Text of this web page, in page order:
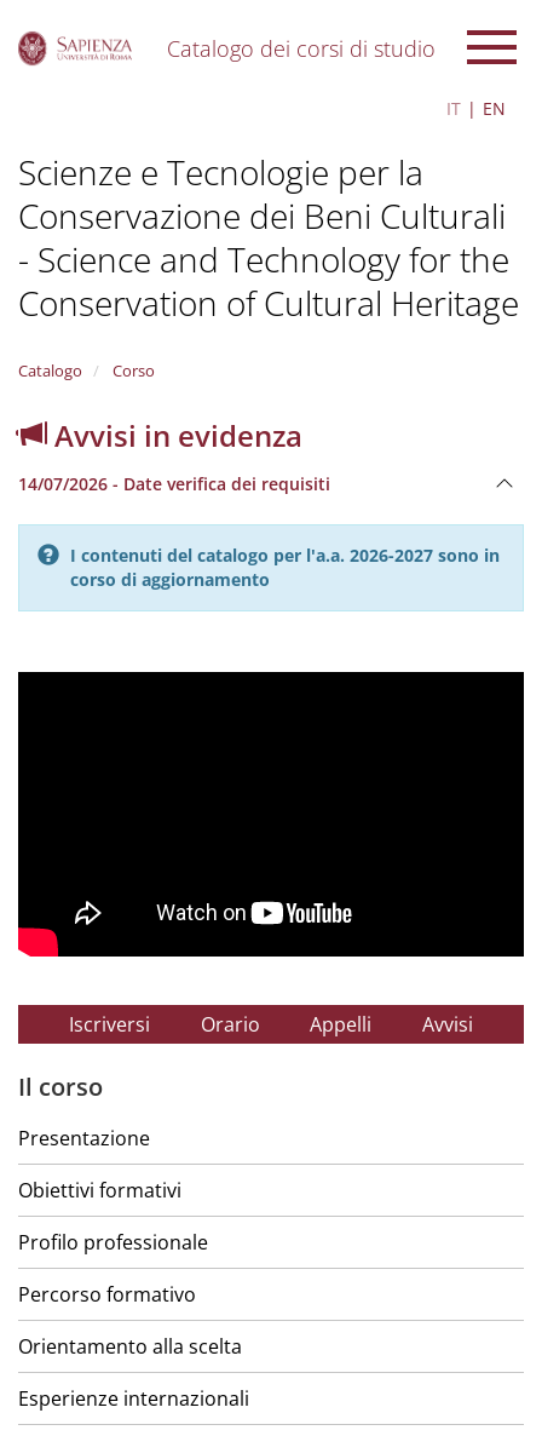
Catalogo dei corsi di studio
IT EN
Scienze e Tecnologie per la
Conservazione dei Beni Culturali
- Science and Technology for the
Conservation of Cultural Heritage
Catalogo Corso
Avvisi in evidenza
14/07/2026 - Date verifica dei requisiti
I contenuti del catalogo per l'a.a. 2026-2027 sono in
corso di aggiornamento
Iscriversi Orario Appelli Avvisi
Il corso
Presentazione
Obiettivi formativi
Profilo professionale
Percorso formativo
Orientamento alla scelta
Esperienze internazionali